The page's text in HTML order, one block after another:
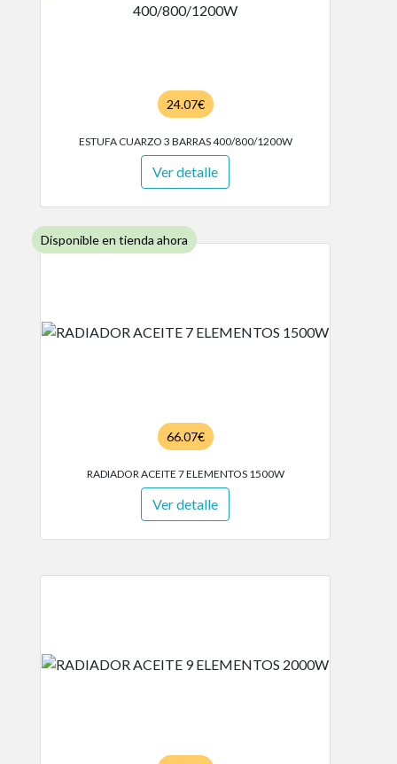
24.07€
ESTUFA CUARZO 3 BARRAS 400/800/1200W
Ver detalle
Disponible en tienda ahora
66.07€
RADIADOR ACEITE 7 ELEMENTOS 1500W
Ver detalle